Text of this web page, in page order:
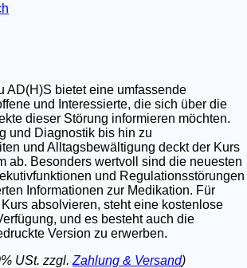
AD(H)S bietet eine umfassende
und Interessierte, die sich über die
dieser Störung informieren möchten.
und Diagnostik bis hin zu
und Alltagsbewältigung deckt der Kurs
ab. Besonders wertvoll sind die neuesten
und Regulationsstörungen
Informationen zur Medikation. Für
absolvieren, steht eine kostenlose
und es besteht auch die
Version zu erwerben.
USt. zzgl. Zahlung & Versand)